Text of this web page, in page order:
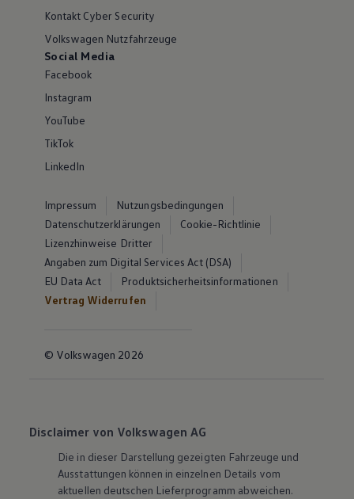
Kontakt Cyber Security
Volkswagen Nutzfahrzeuge
Social Media
Facebook
Instagram
YouTube
TikTok
LinkedIn
Impressum
Nutzungsbedingungen
Datenschutzerklärungen
Cookie-Richtlinie
Lizenzhinweise Dritter
Angaben zum Digital Services Act (DSA)
EU Data Act
Produktsicherheitsinformationen
Vertrag Widerrufen
© Volkswagen 2026
Disclaimer von Volkswagen AG
Die in dieser Darstellung gezeigten Fahrzeuge und
Ausstattungen können in einzelnen Details vom
aktuellen deutschen Lieferprogramm abweichen.